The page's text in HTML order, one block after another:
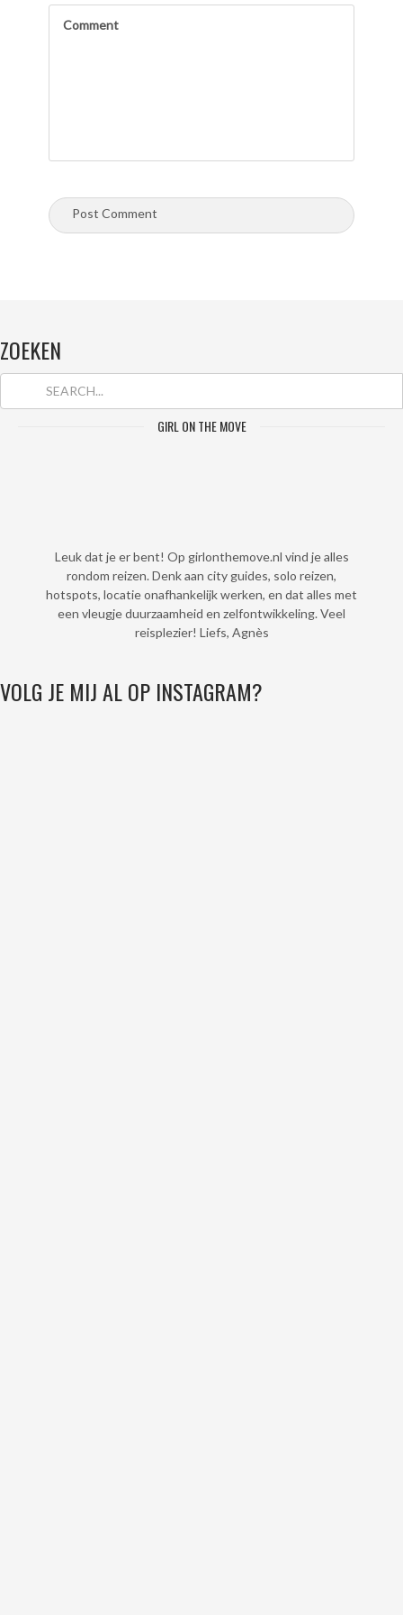
ZOEKEN
GIRL ON THE MOVE
Leuk dat je er bent! Op girlonthemove.nl vind je alles
rondom reizen. Denk aan city guides, solo reizen,
hotspots, locatie onafhankelijk werken, en dat alles met
een vleugje duurzaamheid en zelfontwikkeling. Veel
reisplezier! Liefs, Agnès
VOLG JE MIJ AL OP INSTAGRAM?